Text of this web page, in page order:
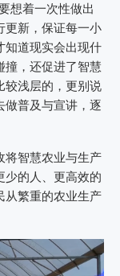
想着一次性做出
更新，保证每一小
知道现实会出现什
撞，还促进了智慧
较浅层的，更别说
做普及与宣讲，逐
将智慧农业与生产
少的人、更高效的
从繁重的农业生产